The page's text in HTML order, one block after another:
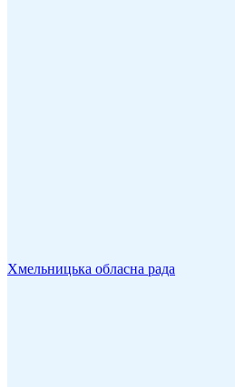
Хмельницька обласна рада